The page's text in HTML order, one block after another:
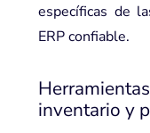
específicas de
ERP confiable.
inventario y